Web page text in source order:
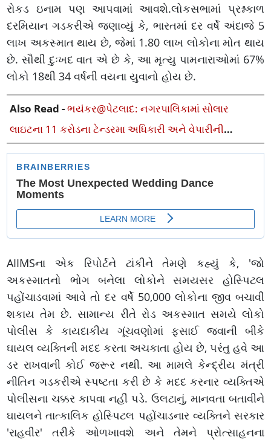
રોકડ ઇનામ પણ આપવામાં આવશે.લોકસભામાં પ્રશ્નકાળ
દરમિયાન ગડકરીએ જણાવ્યું કે, ભારતમાં દર વર્ષે અંદાજે 5
લાખ અકસ્માત થાય છે, જેમાં 1.80 લાખ લોકોના મોત થાય
છે. સૌથી દુઃખદ વાત એ છે કે, આ મૃત્યુ પામનારાઓમાં 67%
લોકો 18થી 34 વર્ષની વયના યુવાનો હોય છે.
Also Read -ભયંકર@પેટલાદ: નગરપાલિકામાં સોલાર
લાઇટના 11 કરોડના ટેન્ડરમા અધિકારી અને વેપારીની
મિલીભગત, બેકાબૂ ભ્રષ્ટાચાર
AIIMSના એક રિપોર્ટને ટાંકીને તેમણે કહ્યું કે, 'જો
અકસ્માતનો ભોગ બનેલા લોકોને સમયસર હોસ્પિટલ
પહોંચાડવામાં આવે તો દર વર્ષે 50,000 લોકોના જીવ બચાવી
શકાય તેમ છે. સામાન્ય રીતે રોડ અકસ્માત સમયે લોકો
પોલીસ કે કાયદાકીય ગૂંચવણોમાં ફસાઈ જવાની બીકે
ઘાયલ વ્યક્તિની મદદ કરતા અચકાતા હોય છે, પરંતુ હવે આ
ડર રાખવાની કોઈ જરૂર નથી. આ મામલે કેન્દ્રીય મંત્રી
નીતિન ગડકરીએ સ્પષ્ટતા કરી છે કે મદદ કરનાર વ્યક્તિએ
પોલીસના ચક્કર કાપવા નહીં પડે. ઉલટાનું, માનવતા બતાવીને
ઘાયલને તાત્કાલિક હોસ્પિટલ પહોંચાડનાર વ્યક્તિને સરકાર
'રાહવીર' તરીકે ઓળખાવશે અને તેમને પ્રોત્સાહનના